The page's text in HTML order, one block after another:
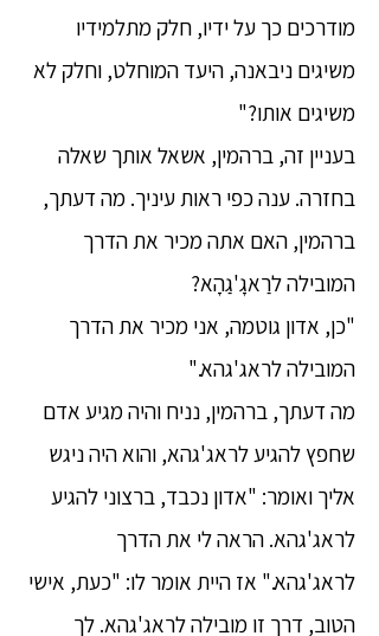
מודרכים כך על ידיו, חלק מתלמידיו
משיגים ניבאנה, היעד המוחלט, וחלק לא
משיגים אותו?"
בעניין זה, ברהמין, אשאל אותך שאלה
בחזרה. ענה כפי ראות עיניך. מה דעתך,
ברהמין, האם אתה מכיר את הדרך
המובילה לרַאגָ'גַהָא?
"כן, אדון גוטמה, אני מכיר את הדרך
המובילה לראג'גהא."
מה דעתך, ברהמין, נניח והיה מגיע אדם
שחפץ להגיע לראג'גהא, והוא היה ניגש
אליך ואומר: "אדון נכבד, ברצוני להגיע
לראג'גהא. הראה לי את הדרך
לראג'גהא." אז היית אומר לו: "כעת, אישי
הטוב, דרך זו מובילה לראג'גהא. לך